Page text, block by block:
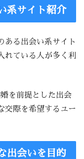
系サイト紹介
ある出会い系サイト
れている人が多く利
を前提とした出会
交際を希望するユー
出会いを目的